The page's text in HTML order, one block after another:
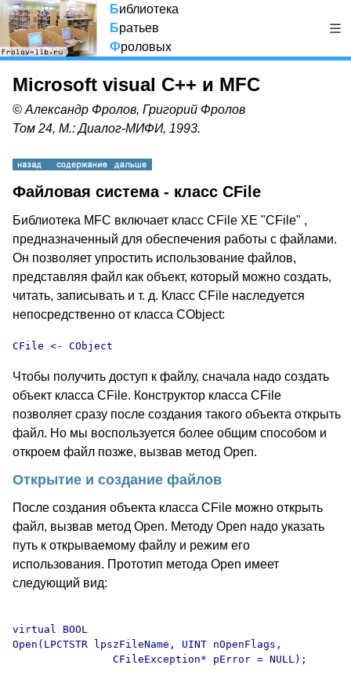
Библиотека
Братьев
Фроловых
Microsoft visual C++ и MFC
© Александр Фролов, Григорий Фролов
Том 24, М.: Диалог-МИФИ, 1993.
Файловая система - класс CFile
Библиотека MFC включает класс CFile XE "CFile" ,
предназначенный для обеспечения работы с файлами.
Он позволяет упростить использование файлов,
представляя файл как объект, который можно создать,
читать, записывать и т. д. Класс CFile наследуется
непосредственно от класса CObject:
CFile <- CObject
Чтобы получить доступ к файлу, сначала надо создать
объект класса CFile. Конструктор класса CFile
позволяет сразу после создания такого объекта открыть
файл. Но мы воспользуется более общим способом и
откроем файл позже, вызвав метод Open.
Открытие и создание файлов
После создания объекта класса CFile можно открыть
файл, вызвав метод Open. Методу Open надо указать
путь к открываемому файлу и режим его
использования. Прототип метода Open имеет
следующий вид:
virtual BOOL
Open(LPCTSTR lpszFileName, UINT nOpenFlags,